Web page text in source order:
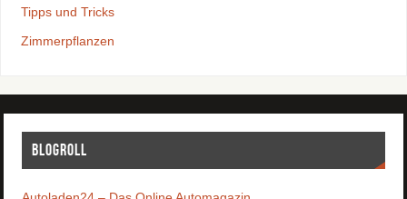
Tipps und Tricks
Zimmerpflanzen
Blogroll